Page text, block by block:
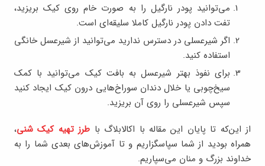
می‌توانید پودر نارگیل را به صورت خام روی کیک بریزید،
تفت دادن پودر نارگیل کاملا سلیقه‌ای است.
اگر شيرعسلي در دسترس نداريد مي‌توانید از شیرعسل خانگی
استفاده کنید.
برای نفوذ بهتر شیرعسل به بافت کیک می‌توانید با کمک
سیخ‌چوبی یا خلال دندان سوراخ‌هایی درون کیک ایجاد کنید
سپس شیرعسلی را روی آن بریزید.
از این‌که تا پایان این مقاله با اکالابلاگ با طرز تهیه کیک شنی،
همراه بودید از شما سپاسگزاریم و تا آموزش‌های بعدی شما را به
خداوند بزرگ و منان می‌سپاریم.